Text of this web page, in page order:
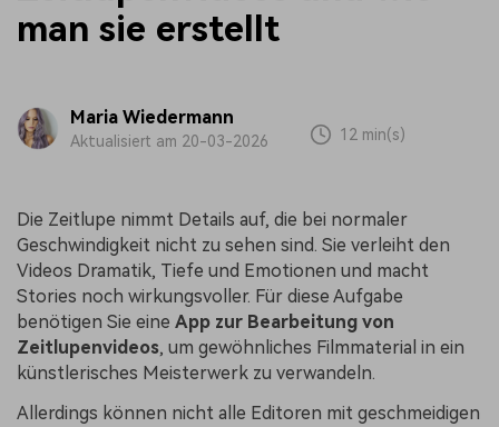
man sie erstellt
Maria Wiedermann
Aktualisiert am 20-03-2026 12 min(s)
Die Zeitlupe nimmt Details auf, die bei normaler
Geschwindigkeit nicht zu sehen sind. Sie verleiht den
Videos Dramatik, Tiefe und Emotionen und macht
Stories noch wirkungsvoller. Für diese Aufgabe
benötigen Sie eine App zur Bearbeitung von
Zeitlupenvideos, um gewöhnliches Filmmaterial in ein
künstlerisches Meisterwerk zu verwandeln.
Allerdings können nicht alle Editoren mit geschmeidigen